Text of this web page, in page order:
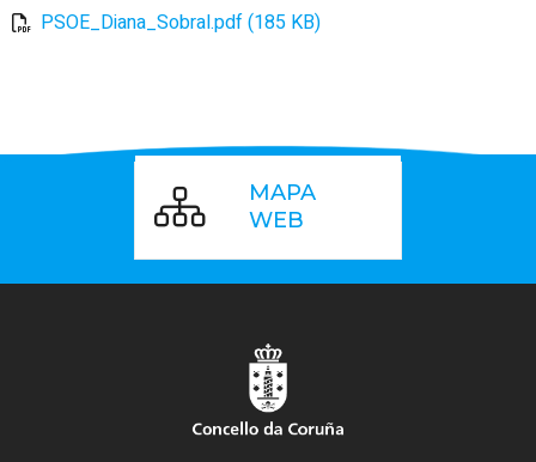
PSOE_Diana_Sobral.pdf (185 KB)
MAPA
WEB